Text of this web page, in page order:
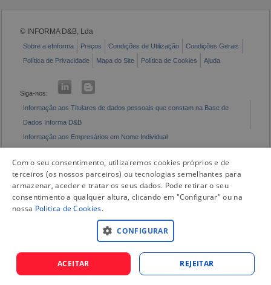
© INFORMA D&B, Lda
Sobre a eInforma Preços Condições de Utilização
Condições Gerais
Política de Privacidade
Mapa do Site Política de Cookies Ajuda
Siga-nos:
Informação aos Titulares de dados pessoais que constam na Base de
Dados Informa D&B
Informação aos Empresários em Nome Individual
Com o seu consentimento, utilizaremos cookies próprios e de
terceiros (os nossos parceiros) ou tecnologias semelhantes para
armazenar, aceder e tratar os seus dados. Pode retirar o seu
consentimento a qualquer altura, clicando em "Configurar" ou na
nossa Politica de Cookies.
CONFIGURAR
ACEITAR REJEITAR